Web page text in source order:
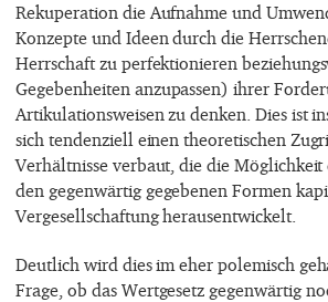
Rekuperation die Aufnahme und
Konzepte und Ideen durch die
Herrschaft zu perfektionieren
Gegebenheiten anzupassen) ihrer
Artikulationsweisen zu denken. Dies ist
sich tendenziell einen theoretischen
Verhältnisse verbaut, die die Möglichkeit
den gegenwärtig gegebenen Formen
Vergesellschaftung herausentwickelt.
Deutlich wird dies im eher polemisch
Frage, ob das Wertgesetz gegenwärtig